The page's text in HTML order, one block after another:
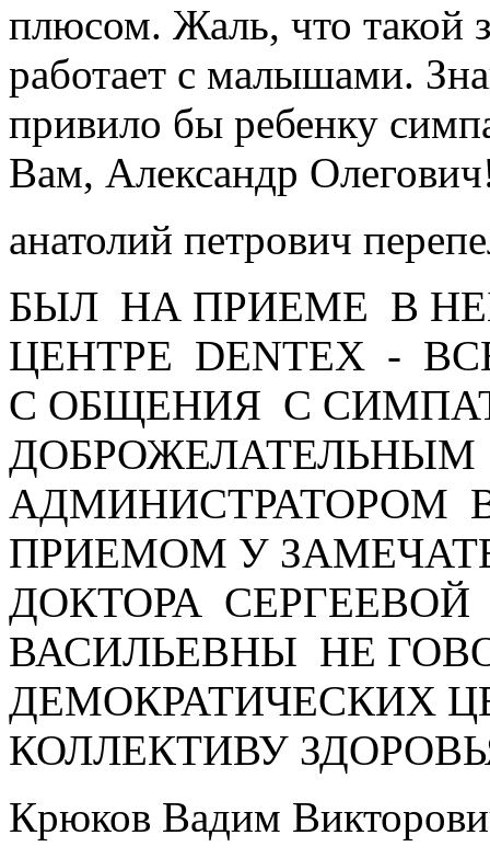
плюсом. Жаль, что такой
работает с малышами.
привило бы ребенку
Вам, Александр
анатолий петрович
БЫЛ НА ПРИЕМЕ В
ЦЕНТРЕ DENTEX -
С ОБЩЕНИЯ С
ДОБРОЖЕЛАТЕЛЬНЫМ
АДМИНИСТРАТОРОМ
ПРИЕМОМ У
ДОКТОРА
ВАСИЛЬЕВНЫ НЕ
ДЕМОКРАТИЧЕСКИХ
КОЛЛЕКТИВУ
Крюков Вадим